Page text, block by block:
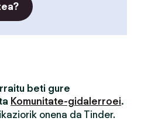
beti gure
Komunitate-gidalerroei.
onena da Tinder.